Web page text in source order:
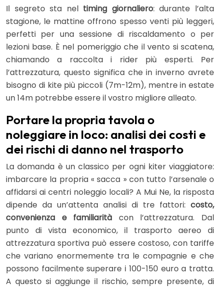
Il segreto sta nel timing giornaliero: durante l’alta
stagione, le mattine offrono spesso venti più leggeri,
perfetti per una sessione di riscaldamento o per
lezioni base. È nel pomeriggio che il vento si scatena,
chiamando a raccolta i rider più esperti. Per
l’attrezzatura, questo significa che in inverno avrete
bisogno di kite più piccoli (7m-12m), mentre in estate
un 14m potrebbe essere il vostro migliore alleato.
Portare la propria tavola o
noleggiare in loco: analisi dei costi e
dei rischi di danno nel trasporto
La domanda è un classico per ogni kiter viaggiatore:
imbarcare la propria « sacca » con tutto l’arsenale o
affidarsi ai centri noleggio locali? A Mui Ne, la risposta
dipende da un’attenta analisi di tre fattori: costo,
convenienza e familiarità con l’attrezzatura. Dal
punto di vista economico, il trasporto aereo di
attrezzatura sportiva può essere costoso, con tariffe
che variano enormemente tra le compagnie e che
possono facilmente superare i 100-150 euro a tratta.
A questo si aggiunge il rischio, sempre presente, di